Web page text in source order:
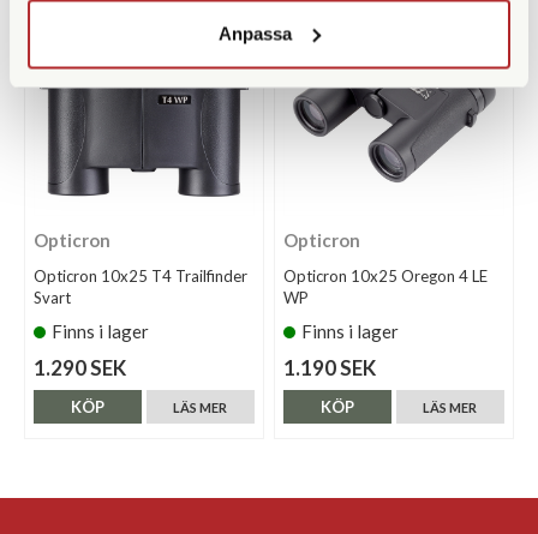
Anpassa
Opticron
Opticron 10x25 T4 Trailfinder
Svart
Finns i lager
1.290 SEK
LÄS MER
KÖP
Opticron
Opticron 10x25 Oregon 4 LE
WP
Finns i lager
1.190 SEK
LÄS MER
KÖP